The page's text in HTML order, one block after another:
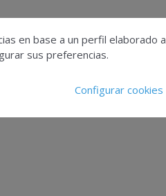
en base a un perfil elaborado a
sus preferencias.
Configurar cookies